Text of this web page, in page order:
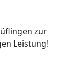
zur
Leistung!